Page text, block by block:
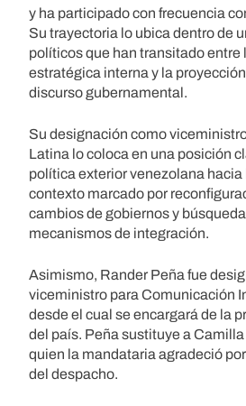
y ha participado con frecuencia
Su trayectoria lo ubica dentro de
políticos que han transitado entre
estratégica interna y la
discurso gubernamental.
Su designación como
Latina lo coloca en una posición
política exterior venezolana hacia
contexto marcado por
cambios de gobiernos y
mecanismos de integración.
Asimismo, Rander Peña fue
viceministro para Comunicación
desde el cual se encargará de la
del país. Peña sustituye a Camilla
quien la mandataria agradeció
del despacho.